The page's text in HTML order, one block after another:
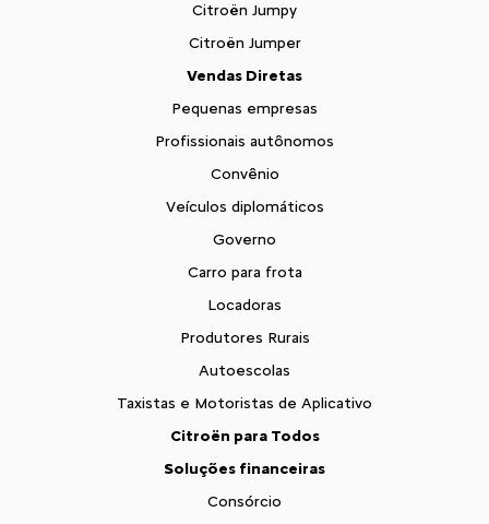
Citroën Jumpy
Citroën Jumper
Vendas Diretas
Pequenas empresas
Profissionais autônomos
Convênio
Veículos diplomáticos
Governo
Carro para frota
Locadoras
Produtores Rurais
Autoescolas
Taxistas e Motoristas de Aplicativo
Citroën para Todos
Soluções financeiras
Consórcio